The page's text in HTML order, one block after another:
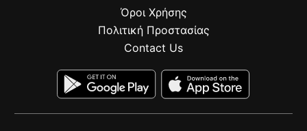
Όροι Χρήσης
Πολιτική Προστασίας
Contact Us